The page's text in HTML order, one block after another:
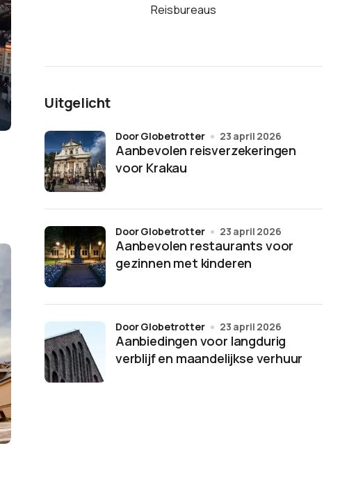
Reisbureaus
Uitgelicht
Aanbevolen reisverzekeringen
voor Krakau
door Globetrotter 23 april 2026
Aanbevolen restaurants voor
gezinnen met kinderen
door Globetrotter 23 april 2026
Aanbiedingen voor langdurig
verblijf en maandelijkse verhuur
door Globetrotter 23 april 2026